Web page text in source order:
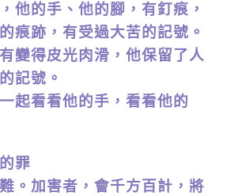
他的手、他的腳，有釘痕，
痕跡，有受過大苦的記號。
變得皮光肉滑，他保留了人
記號。
看看他的手，看看他的
罪
加害者，會千方百計，將